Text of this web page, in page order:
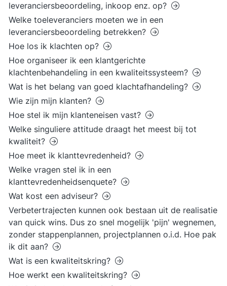
leveranciersbeoordeling, inkoop enz. op?
Welke toeleveranciers moeten we in een
leveranciersbeoordeling betrekken?
Hoe los ik klachten op?
Hoe organiseer ik een klantgerichte
klachtenbehandeling in een kwaliteitssysteem?
Wat is het belang van goed klachtafhandeling?
Wie zijn mijn klanten?
Hoe stel ik mijn klanteneisen vast?
Welke singuliere attitude draagt het meest bij tot
kwaliteit?
Hoe meet ik klanttevredenheid?
Welke vragen stel ik in een
klanttevredenheidsenquete?
Wat kost een adviseur?
Verbetertrajecten kunnen ook bestaan uit de realisatie
van quick wins. Dus zo snel mogelijk 'pijn' wegnemen,
zonder stappenplannen, projectplannen o.i.d. Hoe pak
ik dit aan?
Wat is een kwaliteitskring?
Hoe werkt een kwaliteitskring?